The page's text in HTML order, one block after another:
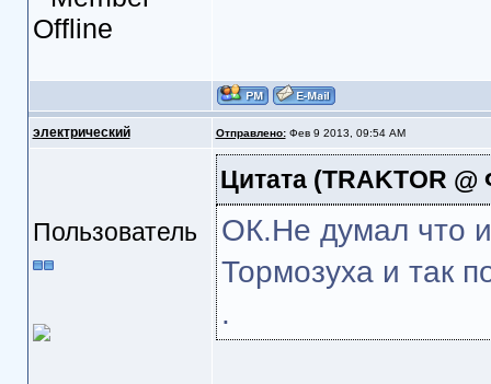
электрический Отправлено:Фев 9 2013, 09:54 AM
Пользователь
Цитата(TRAKTOR @
ОК.Не думал что
Тормозуха и так
.